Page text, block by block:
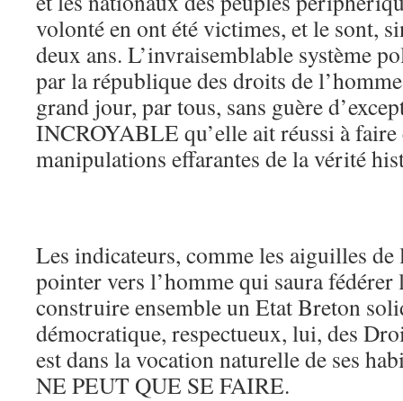
volonté en ont été victimes, et le sont,
deux ans. L’invraisemblable système
par la république des droits de
grand jour, par tous, sans guère
INCROYABLE qu’elle ait réussi à faire
manipulations effarantes de la vérité
Les indicateurs, comme les aiguilles de
pointer vers l’homme qui saura fédérer
construire ensemble un Etat Breton
démocratique, respectueux, lui, des
est dans la vocation naturelle de ses
NE PEUT QUE SE FAIRE.